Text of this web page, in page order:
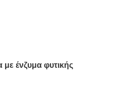
ένζυμα φυτικής